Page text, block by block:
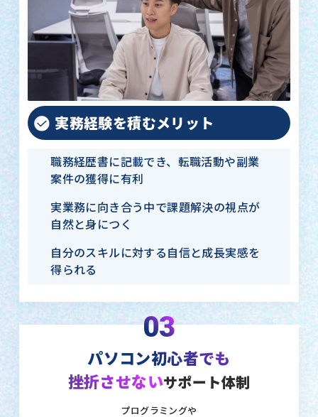
実務経験を積むメリット
職務経歴書に記載でき、転職活動や副業
案件の獲得に有利
実業務に向き合う中で課題解決の視点が
自然と身につく
自分のスキルに対する自信と成長実感を
得られる
03
パソコン初心者でも
挫折させないサポート体制
プログラミングや